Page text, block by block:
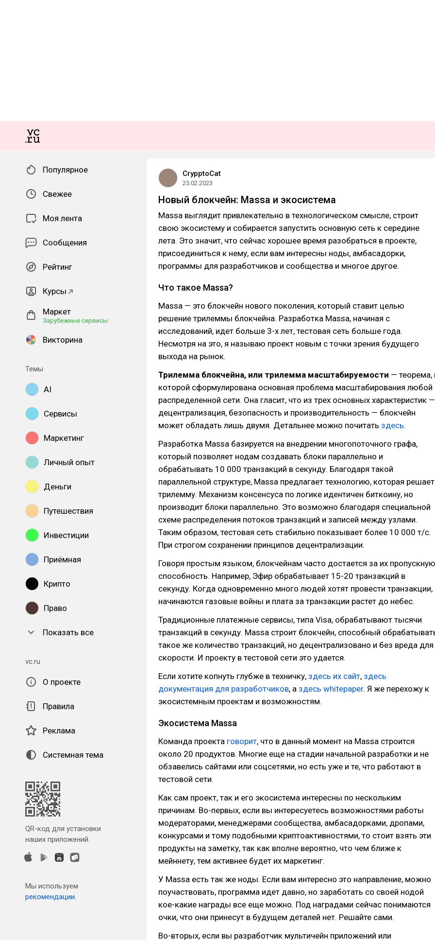
Популярное
Свежее
Моя лента
Сообщения
Рейтинг
Курсы
Маркет
Зарубежные сервисы
Викторина
Темы
AI
Сервисы
Маркетинг
Личный опыт
Деньги
Путешествия
Инвестиции
Приёмная
Крипто
Право
Показать все
vc.ru
О проекте
Правила
Реклама
Системная тема
QR-код для установки
наших приложений.
Мы используем
рекомендации.
CrypptoCat
25.02.2023
Новый блокчейн: Massa и экосистема
Massa выглядит привлекательно в технологическом смысле, строит
свою экосистему и собирается запустить основную сеть к середине
лета. Это значит, что сейчас хорошее время разобраться в проекте,
присоединиться к нему, если вам интересны ноды, амбасадорки,
программы для разработчиков и сообщества и многое другое.
Что такое Massa?
Massa — это блокчейн нового поколения, который ставит целью
решение трилеммы блокчейна. Разработка Massa, начиная с
исследований, идет больше 3-х лет, тестовая сеть больше года.
Несмотря на это, я называю проект новым с точки зрения будущего
выхода на рынок.
Трилемма блокчейна, или трилемма масштабируемости — теорема,
которой сформулирована основная проблема масштабирования любой
распределенной сети. Она гласит, что из трех основных характеристик —
децентрализация, безопасность и производительность — блокчейн
может обладать лишь двумя. Детальнее можно почитать здесь.
Разработка Massa базируется на внедрении многопоточного графа,
который позволяет нодам создавать блоки параллельно и
обрабатывать 10 000 транзакций в секунду. Благодаря такой
параллельной структуре, Massa предлагает технологию, которая решает
трилемму. Механизм консенсуса по логике идентичен биткоину, но
производит блоки параллельно. Это возможно благодаря специальной
схеме распределения потоков транзакций и записей между узлами.
Таким образом, тестовая сеть стабильно показывает более 10 000 т/с.
При строгом сохранении принципов децентрализации.
Говоря простым языком, блокчейнам часто достается за их пропускную
способность. Например, Эфир обрабатывает 15-20 транзакций в
секунду. Когда одновременно много людей хотят провести транзакции,
начинаются газовые войны и плата за транзакции растет до небес.
Традиционные платежные сервисы, типа Visa, обрабатывают тысячи
транзакций в секунду. Massa строит блокчейн, способный
такое же количество транзакций, но децентрализовано и без вреда для
скорости. И проекту в тестовой сети это удается.
Если хотите копнуть глубже в техничку, здесь их сайт, здесь
документация для разработчиков, а здесь whitepaper. Я же перехожу к
экосистемным проектам и возможностям.
Экосистема Мassa
Команда проекта говорит, что в данный момент на Massa строится
около 20 продуктов. Многие еще на стадии начальной разработки и не
обзавелись сайтами или соцсетями, но есть уже и те, что работают в
тестовой сети.
Как сам проект, так и его экосистема интересны по нескольким
причинам. Во-первых, если вы интересуетесь возможностями работы
модераторами, менеджерами сообщества, амбасадорками, дропами,
конкурсами и тому подобными криптоактивностями, то стоит взять эти
продукты на заметку, так как вполне вероятно, что чем ближе к
мейннету, тем активнее будет их маркетинг.
У Massa есть так же ноды. Если вам интересно это направление, можно
поучаствовать, программа идет давно, но заработать со своей нодой
кое-какие награды все еще можно. Под наградами сейчас понимаются
очки, что они принесут в будущем деталей нет. Решайте сами.
Во-вторых, если вы разработчик мультичейн приложений или